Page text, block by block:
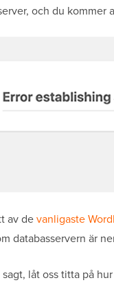
och du
av devanligaste
databasservern är
låt oss titta på